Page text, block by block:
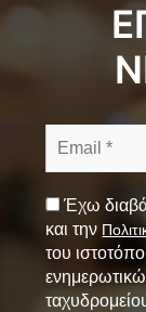
Έχω
και την
του